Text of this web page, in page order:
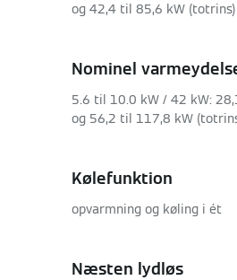
og 42,4 til 85,6 kW (totrins)
Nominel
5.6 til 10.0 kW / 42 kW:
og 56,2 til 117,8 kW
Kølefunktion
opvarmning og køling i ét
Næsten lydløs